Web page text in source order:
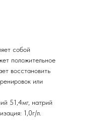
собой
положительное
восстановить
или
51,4мг, натрий
1,0г/л.